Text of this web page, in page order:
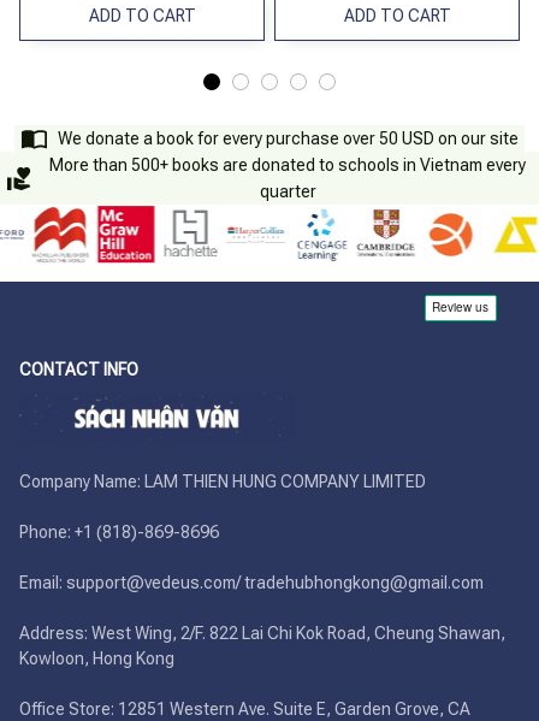
ADD TO CART ADD TO CART
We donate a book for every purchase over 50 USD on our site
More than 500+ books are donated to schools in Vietnam every
quarter
CONTACT INFO
Company Name: LAM THIEN HUNG COMPANY LIMITED
Phone: +1 (818)-869-8696
Email: support@vedeus.com/ tradehubhongkong@gmail.com
Address: West Wing, 2/F. 822 Lai Chi Kok Road, Cheung Shawan,
Kowloon, Hong Kong
Office Store: 12851 Western Ave. Suite E, Garden Grove, CA